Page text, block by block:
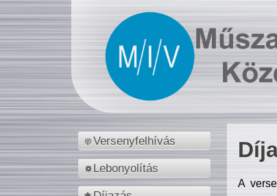
Versenyfelhívás
Lebonyolítás
A